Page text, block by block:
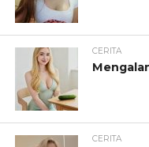
CERITA
CERITA